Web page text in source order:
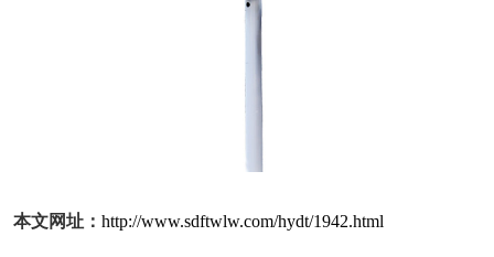
本文网址： http://www.sdftwlw.com/hydt/1942.html